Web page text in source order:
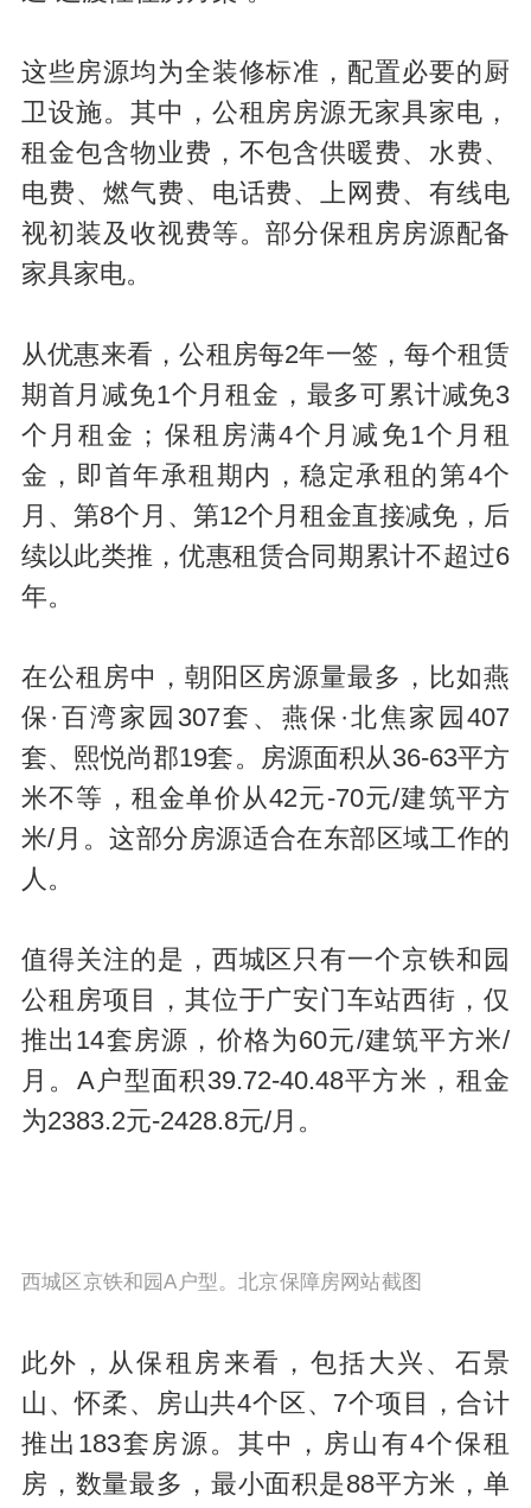
这些房源均为全装修标准，配置必要的厨
卫设施。其中，公租房房源无家具家电，
租金包含物业费，不包含供暖费、水费、
电费、燃气费、电话费、上网费、有线电
视初装及收视费等。部分保租房房源配备
家具家电。
从优惠来看，公租房每2年一签，每个租赁
期首月减免1个月租金，最多可累计减免3
个月租金；保租房满4个月减免1个月租
金，即首年承租期内，稳定承租的第4个
月、第8个月、第12个月租金直接减免，后
续以此类推，优惠租赁合同期累计不超过6
年。
在公租房中，朝阳区房源量最多，比如燕
保·百湾家园307套、燕保·北焦家园407
套、熙悦尚郡19套。房源面积从36-63平方
米不等，租金单价从42元-70元/建筑平方
米/月。这部分房源适合在东部区域工作的
人。
值得关注的是，西城区只有一个京铁和园
公租房项目，其位于广安门车站西街，仅
推出14套房源，价格为60元/建筑平方米/
月。A户型面积39.72-40.48平方米，租金
为2383.2元-2428.8元/月。
西城区京铁和园A户型。北京保障房网站截图
此外，从保租房来看，包括大兴、石景
山、怀柔、房山共4个区、7个项目，合计
推出183套房源。其中，房山有4个保租
房，数量最多，最小面积是88平方米，单